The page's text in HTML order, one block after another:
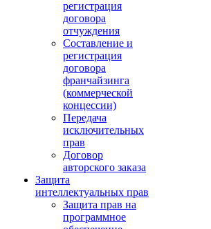
регистрация
договора
отчуждения
Составление и
регистрация
договора
франчайзинга
(коммерческой
концессии)
Передача
исключительных
прав
Договор
авторского заказа
Защита
интеллектуальных прав
Защита прав на
программное